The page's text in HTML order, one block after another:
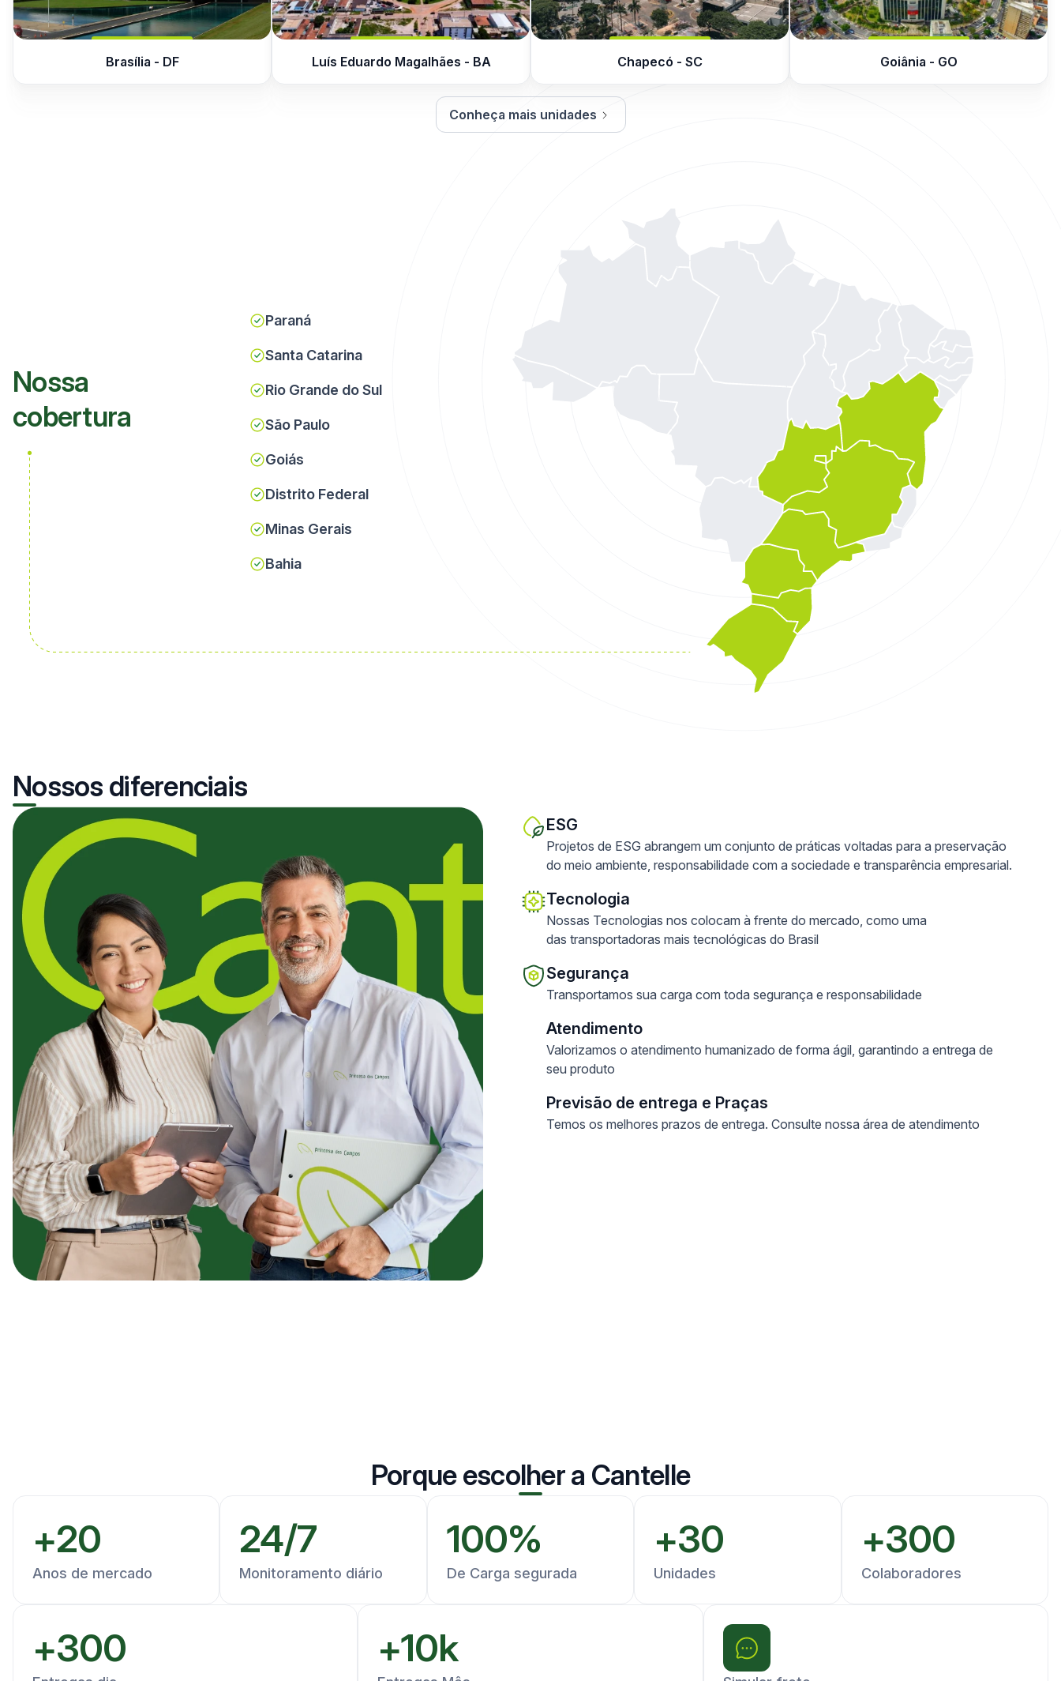
Brasília - DF Luís Eduardo Magalhães - BA Chapecó - SC Goiânia - GO
Conheça mais unidades
Nossa
cobertura
Paraná
Santa Catarina
Rio Grande do Sul
São Paulo
Goiás
Distrito Federal
Minas Gerais
Bahia
Nossos diferenciais
ESG
Projetos de ESG abrangem um conjunto de práticas voltadas para a preservação
do meio ambiente, responsabilidade com a sociedade e transparência empresarial.
Tecnologia
Nossas Tecnologias nos colocam à frente do mercado, como uma
das transportadoras mais tecnológicas do Brasil
Segurança
Transportamos sua carga com toda segurança e responsabilidade
Atendimento
Valorizamos o atendimento humanizado de forma ágil, garantindo a entrega de
seu produto
Previsão de entrega e Praças
Temos os melhores prazos de entrega. Consulte nossa área de atendimento
Porque escolher a Cantelle
+20
Anos de mercado
24/7
Monitoramento diário
100%
De Carga segurada
+30
Unidades
+300
Colaboradores
+300 +10k